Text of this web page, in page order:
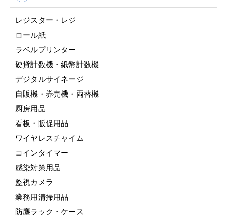
レジスター・レジ
ロール紙
ラベルプリンター
硬貨計数機・紙幣計数機
デジタルサイネージ
自販機・券売機・両替機
厨房用品
看板・販促用品
ワイヤレスチャイム
コインタイマー
感染対策用品
監視カメラ
業務用清掃用品
防塵ラック・ケース